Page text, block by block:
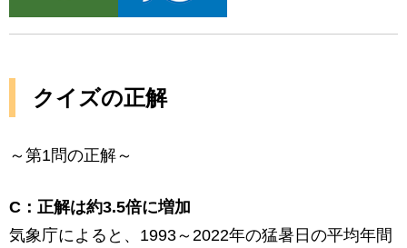
クイズの正解
～第1問の正解～
C：正解は約3.5倍に増加
気象庁によると、1993～2022年の猛暑日の平均年間